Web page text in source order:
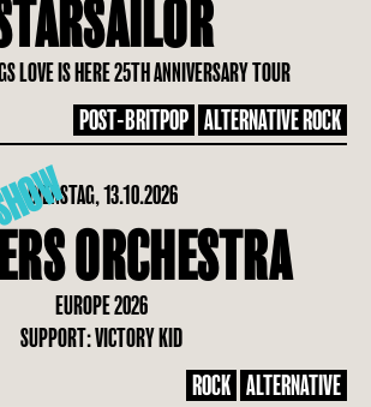
LOVE IS HERE 25TH ANNIVERSARY TOUR
POST-BRITPOP ALTERNATIVE ROCK
DIENSTAG, 13.10.2026
ORCHESTRA
EUROPE 2026
SUPPORT: VICTORY KID
ROCK ALTERNATIVE